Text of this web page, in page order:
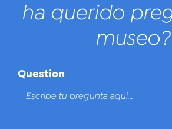
ha querido
museo?
Question